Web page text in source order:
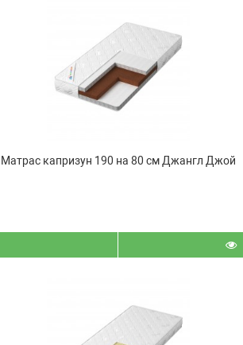
Матрас капризун 190 на 80 см Джангл Джой